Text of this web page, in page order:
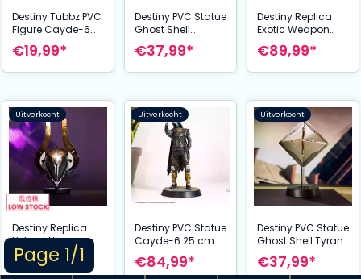
Page 1/1
Destiny Tubbz PVC
Figure Cayde-6
Boxed Edition 10
cm
€19,99*
Destiny PVC Statue
Ghost Shell
Heraldic 20 cm
€37,99*
Destiny Replica
Exotic Weapon
Thorn 21 cm
€89,99*
Uitverkocht
Destiny Replica
Helmet Nezarecs
Sin 15 cm
€74,99*
Uitverkocht
Destiny PVC Statue
Cayde-6 25 cm
€84,99*
Uitverkocht
Destiny PVC Statue
Ghost Shell Tyrant
18 cm
€37,99*